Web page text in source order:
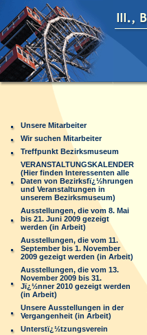
Unsere Mitarbeiter
Wir suchen Mitarbeiter
Treffpunkt Bezirksmuseum
VERANSTALTUNGSKALENDER
(Hier finden Interessenten alle
Daten von Bezirksfï¿½hrungen
und Veranstaltungen in
unserem Bezirksmuseum)
Ausstellungen, die vom 8. Mai
bis 21. Juni 2009 gezeigt
werden (in Arbeit)
Ausstellungen, die vom 11.
September bis 1. November
2009 gezeigt werden (in Arbeit)
Ausstellungen, die vom 13.
November 2009 bis 31.
Jï¿½nner 2010 gezeigt werden
(in Arbeit)
Unsere Ausstellungen in der
Vergangenheit (in Arbeit)
Unterstï¿½tzungsverein